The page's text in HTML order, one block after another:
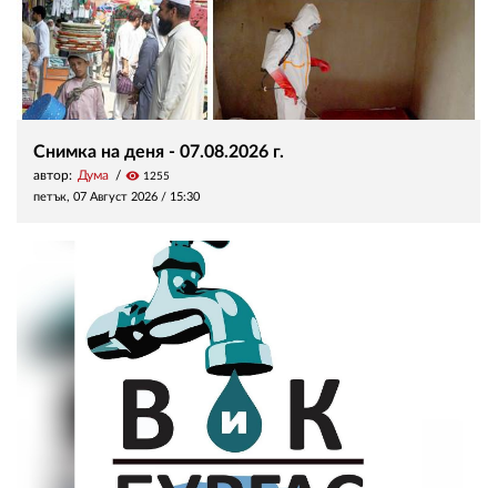
Снимка на деня - 07.08.2026 г.
автор: Дума visibility 1255
петък, 07 Август 2026 / 15:30